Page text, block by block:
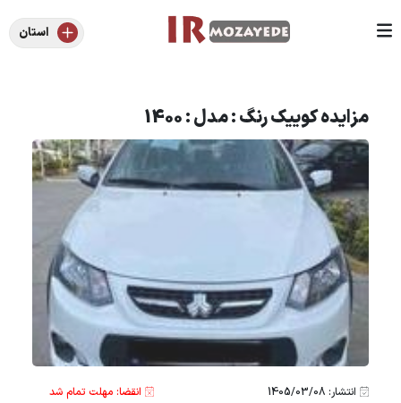
استان
مزایده کوییک رنگ : مدل : 1400
انتشار: 1405/03/08 انقضا: مهلت تمام شد